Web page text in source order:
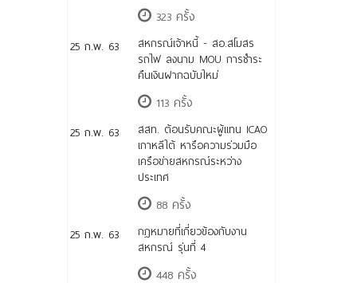
323 ครั้ง
25 ก.พ. 63
สหกรณ์เจ้าหนี้ - สอ.สโมสร
รถไฟ ลงนาม MOU การชำระ
คืนเงินฝากฉบับใหม่
113 ครั้ง
25 ก.พ. 63
สสท. ต้อนรับคณะผู้แทน ICAO
เกาหลีใต้ หารือความร่วมมือ
เครือข่ายสหกรณ์ระหว่าง
ประเทศ
88 ครั้ง
25 ก.พ. 63
กฎหมายที่เกี่ยวข้องกับงาน
สหกรณ์ รุ่นที่ 4
448 ครั้ง